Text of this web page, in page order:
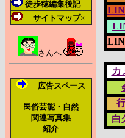
徒歩穂編集後記
サイトマップ×
さんへ
広告スペース
民俗芸能・自然
関連写真集
紹介
カ
白